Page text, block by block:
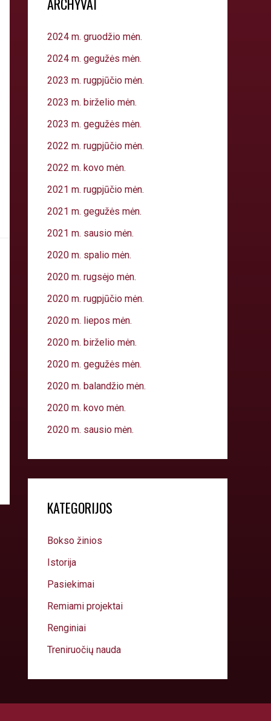
2024 m. gruodžio mėn.
2024 m. gegužės mėn.
2023 m. rugpjūčio mėn.
2023 m. birželio mėn.
2023 m. gegužės mėn.
2022 m. rugpjūčio mėn.
2022 m. kovo mėn.
2021 m. rugpjūčio mėn.
2021 m. gegužės mėn.
2021 m. sausio mėn.
2020 m. spalio mėn.
2020 m. rugsėjo mėn.
2020 m. rugpjūčio mėn.
2020 m. liepos mėn.
2020 m. birželio mėn.
2020 m. gegužės mėn.
2020 m. balandžio mėn.
2020 m. kovo mėn.
2020 m. sausio mėn.
KATEGORIJOS
Bokso žinios
Istorija
Pasiekimai
Remiami projektai
Renginiai
Treniruočių nauda